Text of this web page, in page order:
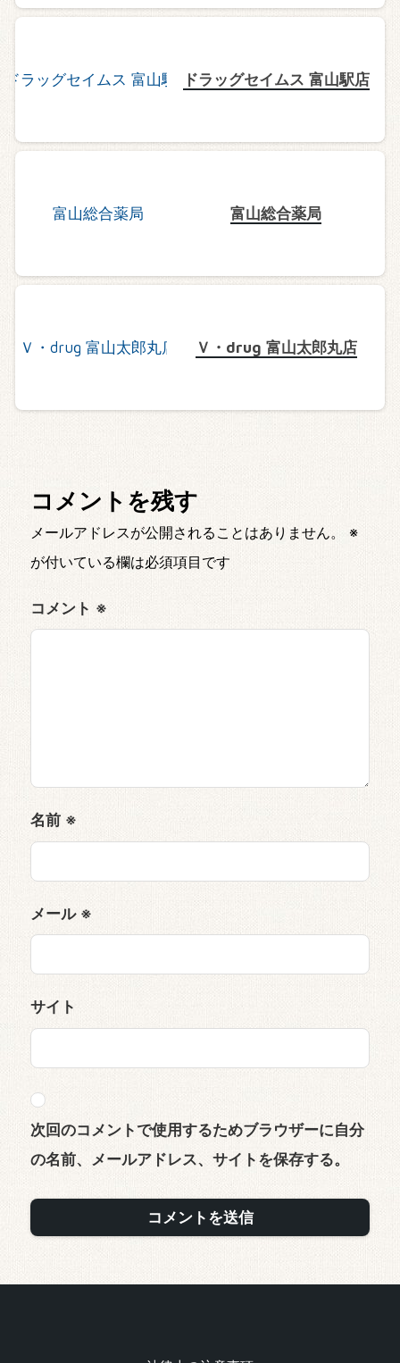
ドラッグセイムス 富山駅店
富山総合薬局
Ｖ・drug 富山太郎丸店
コメントを残す
メールアドレスが公開されることはありません。
※
が付いている欄は必須項目です
コメント ※
名前 ※
メール ※
サイト
次回のコメントで使用するためブラウザーに自分
の名前、メールアドレス、サイトを保存する。